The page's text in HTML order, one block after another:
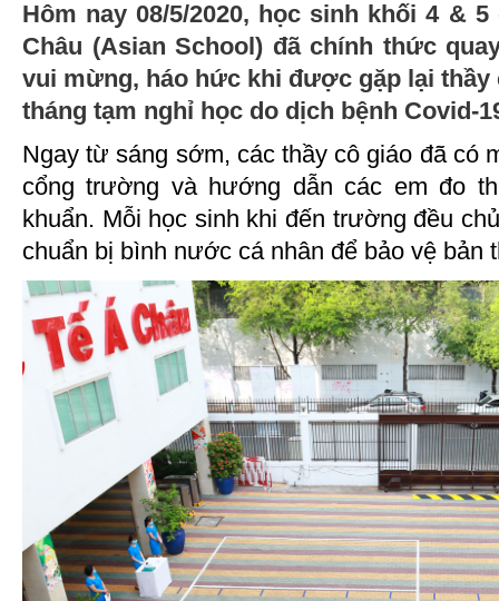
Hôm nay 08/5/2020, học sinh khối 4 &
Châu (Asian School) đã chính thức
vui mừng, háo hức khi được gặp lại thầy
tháng tạm nghỉ học do dịch bệnh Covid-
Ngay từ sáng sớm, các thầy cô giáo đã có
cổng trường và hướng dẫn các em đo
khuẩn. Mỗi học sinh khi đến trường đều
chuẩn bị bình nước cá nhân để bảo vệ bản